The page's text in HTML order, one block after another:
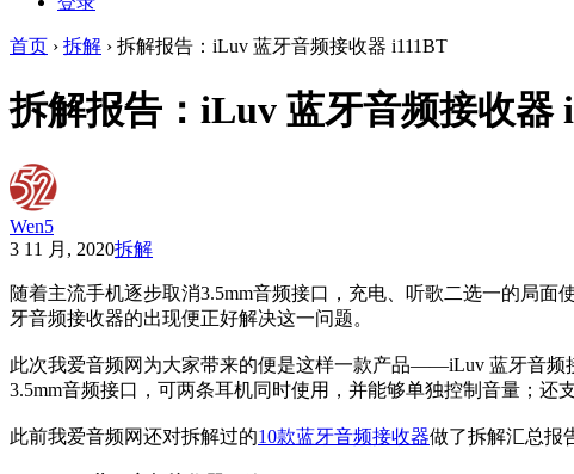
首页 › 拆解 › 拆解报告：iLuv 蓝牙音频接收器 i111BT
拆解报告：iLuv 蓝牙音频接收器
Wen5
3 11 月, 2020拆解
随着主流手机逐步取消3.5mm音频接口，充电、听歌二选一的局
牙音频接收器的出现便正好解决这一问题。
此次我爱音频网为大家带来的便是这样一款产品——iLuv 蓝牙音频
3.5mm音频接口，可两条耳机同时使用，并能够单独控制音量；还
此前我爱音频网还对拆解过的10款蓝牙音频接收器做了拆解汇总报